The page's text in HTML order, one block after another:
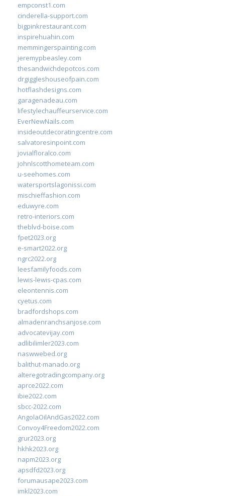
empconst1.com
cinderella-support.com
bigpinkrestaurant.com
inspirehuahin.com
memmingerspainting.com
jeremypbeasley.com
thesandwichdepotcos.com
drgiggleshouseofpain.com
hotflashdesigns.com
garagenadeau.com
lifestylechauffeurservice.com
EverNewNails.com
insideoutdecoratingcentre.com
salvatoresinpoint.com
jovialfloralco.com
johnlscotthometeam.com
u-seehomes.com
watersportslagonissi.com
mischieffashion.com
eduwyre.com
retro-interiors.com
theblvd-boise.com
fpet2023.org
e-smart2022.org
ngrc2022.org
leesfamilyfoods.com
lewis-lewis-cpas.com
eleontennis.com
cyetus.com
bradfordshops.com
almadenranchsanjose.com
advocatevijay.com
adlibilimler2023.com
naswwebed.org
balithut-manado.org
alteregotradingcompany.org
aprce2022.com
ibie2022.com
sbcc-2022.com
AngolaOilAndGas2022.com
Convoy4Freedom2022.com
grur2023.org
hkhk2023.org
napm2023.org
apsdfd2023.org
forumausape2023.com
imkl2023.com